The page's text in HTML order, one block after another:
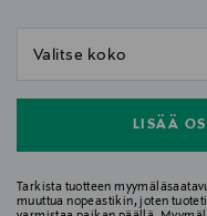
LISÄÄ
Tarkista tuotteen
muuttua nopeastikin, joten